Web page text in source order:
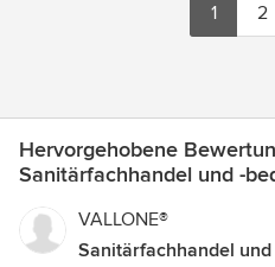
1 2
Hervorgehobene
Sanitärfachhandel und -
VALLONE®
Sanitärfachhandel